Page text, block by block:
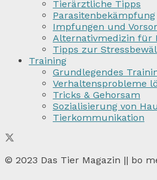
Tierärztliche Tipps
Parasitenbekämpfung
Impfungen und
Alternativmedizin für
Tipps zur
Training
Grundlegendes
Verhaltensprobleme
Tricks & Gehorsam
Sozialisierung von
Tierkommunikation
© 2023 Das Tier Magazin || bo